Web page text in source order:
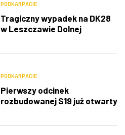
PODKARPACIE
Tragiczny wypadek na DK28
w Leszczawie Dolnej
PODKARPACIE
Pierwszy odcinek
rozbudowanej S19 już otwarty